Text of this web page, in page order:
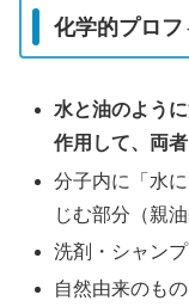
化学的プロフ
水と油のよう
作用して、両
分子内に「水
じむ部分（親
洗剤・シャン
自然由来のも